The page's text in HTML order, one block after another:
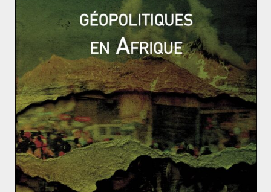
on ne peut pas avoir la paix si l’Iran possède une arme
nucléaire ». Pourtant, cette intervention contredit les
principes fondamentaux qu’il défend depuis son
arrivée au pouvoir : réduire les engagements militaires
des États-Unis à l’étranger et recentrer la politique
américaine sur les intérêts intérieurs. C’est notamment
grâce à cette ligne plus isolationniste qu’il avait réussi à
rallier une large base électorale en 2024.
Cette attaque arrive dans un climat déjà instable. En
effet, ses soutiens politiques étaient déjà fragilisés
depuis son arrivée à la Maison-Blanche. La stagnation
du pouvoir d’achat, la signature précipitée de